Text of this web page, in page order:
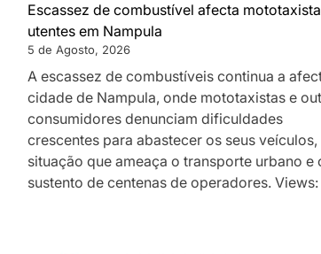
Escassez de combustível afecta
utentes em Nampula
5 de Agosto, 2026
A escassez de combustíveis continua a
cidade de Nampula, onde mototaxistas e
consumidores denunciam dificuldades
crescentes para abastecer os seus veículos,
situação que ameaça o transporte urbano e
sustento de centenas de operadores. Views: